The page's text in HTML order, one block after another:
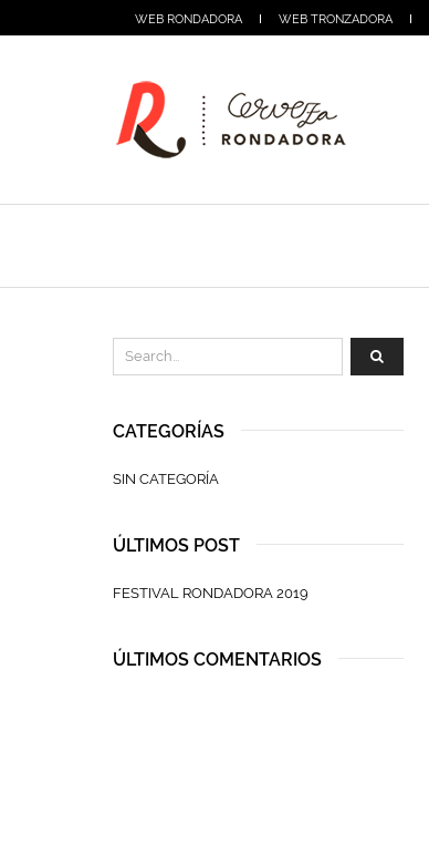
WEB RONDADORA WEB TRONZADORA
CATEGORÍAS
SIN CATEGORÍA
ÚLTIMOS POST
FESTIVAL RONDADORA 2019
ÚLTIMOS COMENTARIOS